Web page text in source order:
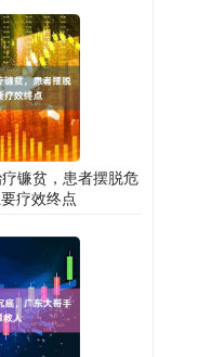
镰贫，患者摆脱危
疗效终点